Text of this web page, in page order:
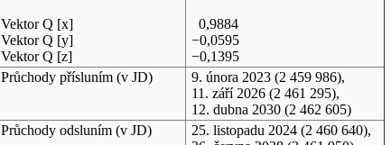
Vektor Q [x]
Vektor Q [y]
Vektor Q [z]
0,9884
−0,0595
−0,1395
Průchody přísluním (v JD) 9. února 2023(2 459 986),
11. září 2026(2 461 295),
12. dubna 2030(2 462 605)
Průchody odsluním (v JD) 25. listopadu 2024(2 460 640),